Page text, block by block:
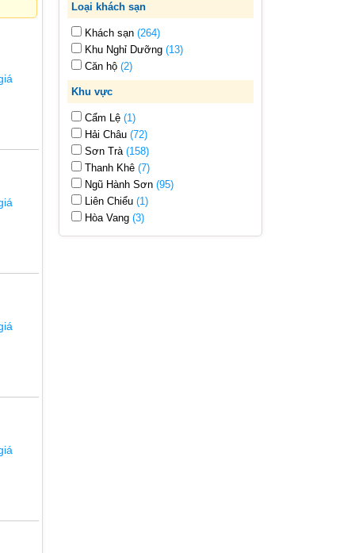
Loại khách sạn
Khách sạn (264)
Khu Nghỉ Dưỡng (13)
Căn hộ (2)
Khu vực
Cẩm Lệ (1)
Hải Châu (72)
Sơn Trà (158)
Thanh Khê (7)
Ngũ Hành Sơn (95)
Liên Chiểu (1)
Hòa Vang (3)